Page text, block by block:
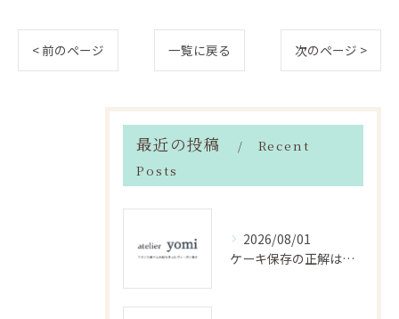
< 前のページ 一覧に戻る 次のページ >
最近の投稿
Recent
Posts
2026/08/01
ケーキ保存の正解は？美味しさ長持ちの実践テクと適切な管理法を徹底解説